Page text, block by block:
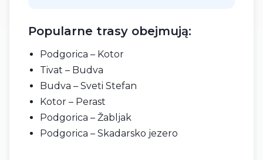
Popularne trasy obejmują:
Podgorica – Kotor
Tivat – Budva
Budva – Sveti Stefan
Kotor – Perast
Podgorica – Žabljak
Podgorica – Skadarsko jezero